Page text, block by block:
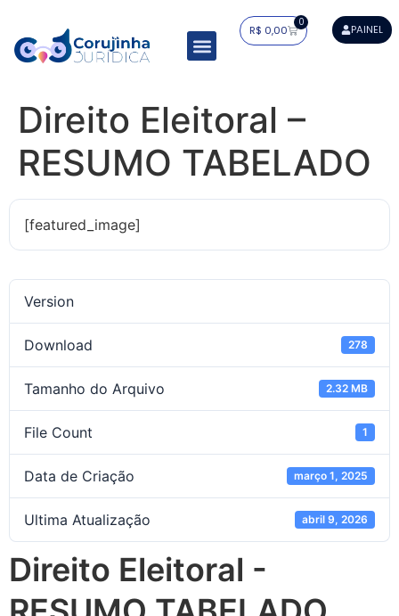
R$ 0,00
0
PAINEL
Direito Eleitoral –
RESUMO TABELADO
[featured_image]
Version
Download 278
Tamanho do Arquivo 2.32 MB
File Count 1
Data de Criação março 1, 2025
Ultima Atualização abril 9, 2026
Direito Eleitoral -